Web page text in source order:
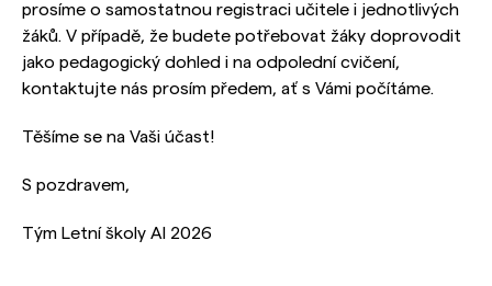
prosíme o samostatnou registraci učitele i jednotlivých
žáků. V případě, že budete potřebovat žáky doprovodit
jako pedagogický dohled i na odpolední cvičení,
kontaktujte nás prosím předem, ať s Vámi počítáme.
Těšíme se na Vaši účast!
S pozdravem,
Tým Letní školy AI 2026